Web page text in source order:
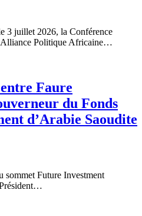
3 juillet 2026, la Conférence
Politique Africaine…
Faure
du Fonds
d’Arabie Saoudite
sommet Future Investment